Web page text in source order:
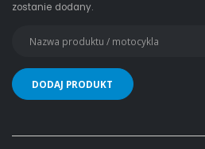
zostanie dodany.